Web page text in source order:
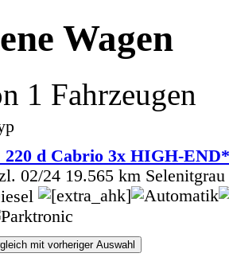
Wagen
1 Fahrzeugen
220 d Cabrio 3x HIGH-
02/24 19.565 km